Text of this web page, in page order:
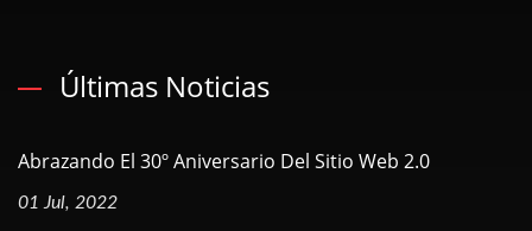
Últimas Noticias
Abrazando El 30º Aniversario Del Sitio Web 2.0
01 Jul, 2022